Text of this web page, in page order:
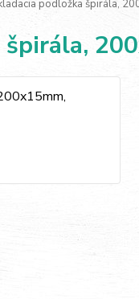
podložka špirála,